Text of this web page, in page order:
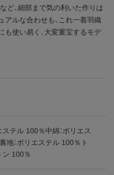
ど、細部まで気の利いた作りは
アルな合わせも、これ一着羽織
も使い易く、大変重宝するモデ
ステル 100％中綿：ポリエス
地：ポリエステル 100％ト
ン 100％